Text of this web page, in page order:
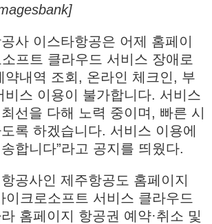
사 이스타항공은 어제 홈페이
프트 클라우드 서비스 장애로
약내역 조회, 온라인 체크인, 부
비스 이용이 불가합니다. 서비스
선을 다해 노력 중이며, 빠른 시
록 하겠습니다. 서비스 이용에
합니다”라고 공지를 띄웠다.
공사인 제주항공도 홈페이지
이크로소프트 서비스 클라우드
홈페이지 항공권 예약·취소 및